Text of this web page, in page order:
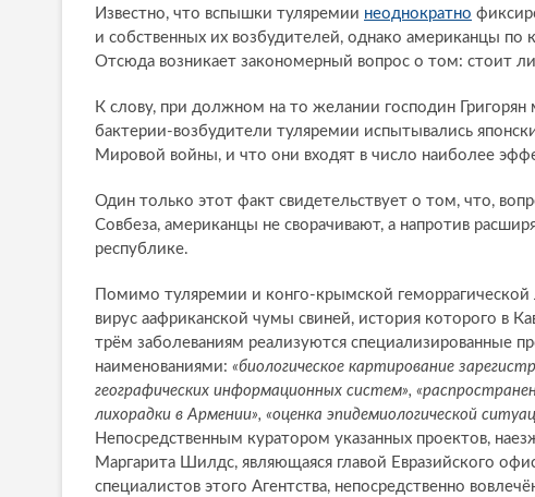
Известно, что вспышки туляремии неоднократно
и собственных их возбудителей, однако американцы
Отсюда возникает закономерный вопрос о том: стоит
К слову, при должном на то желании господин
бактерии-возбудители туляремии испытывались
Мировой войны, и что они входят в число наиболее
Один только этот факт свидетельствует о том, что,
Совбеза, американцы не сворачивают, а напротив
республике.
Помимо туляремии и конго-крымской
вирус аафриканской чумы свиней, история которого в
трём заболеваниям реализуются специализированные
наименованиями: «биологическое картирование
географических информационных систем»,
лихорадки в Армении», «оценка эпидемиологической
Непосредственным куратором указанных проектов,
Маргарита Шилдс, являющаяся главой Евразийского
специалистов этого Агентства, непосредственно